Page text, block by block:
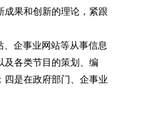
成果和创新的理论，紧跟
企事业网站等从事信息
及各类节目的策划、编
四是在政府部门、企事业